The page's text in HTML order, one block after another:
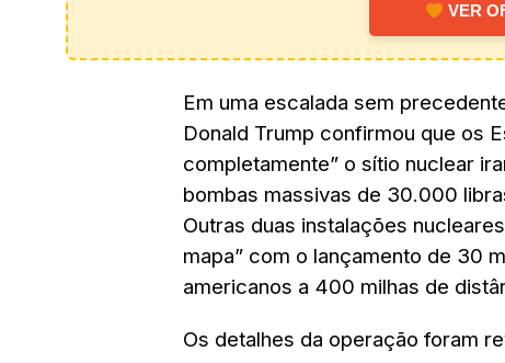
VER
Em uma escalada sem
Donald Trump confirmou que os
completamente” o sítio nuclear
bombas massivas de 30.000
Outras duas instalações
mapa” com o lançamento de 30
americanos a 400 milhas de
Os detalhes da operação foram